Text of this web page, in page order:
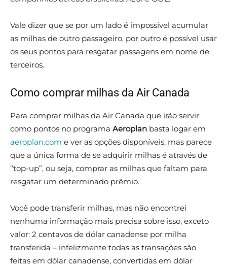
Vale dizer que se por um lado é impossível acumular
as milhas de outro passageiro, por outro é possível usar
os seus pontos para resgatar passagens em nome de
terceiros.
Como comprar milhas da Air Canada
Para comprar milhas da Air Canada que irão servir
como pontos no programa Aeroplan basta logar em
aeroplan.com e ver as opções disponíveis, mas parece
que a única forma de se adquirir milhas é através de
“top-up”, ou seja, comprar as milhas que faltam para
resgatar um determinado prêmio.
Você pode transferir milhas, mas não encontrei
nenhuma informação mais precisa sobre isso, exceto
valor: 2 centavos de dólar canadense por milha
transferida – infelizmente todas as transações são
feitas em dólar canadense, convertidas em dólar